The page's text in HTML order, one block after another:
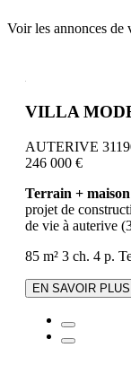
Voir les annonces de
VILLA
AUTERIVE
246 000 €
Terrain +
projet de
de vie à auterive
85 m² 3 ch. 4 p.
EN SAVOIR PLUS